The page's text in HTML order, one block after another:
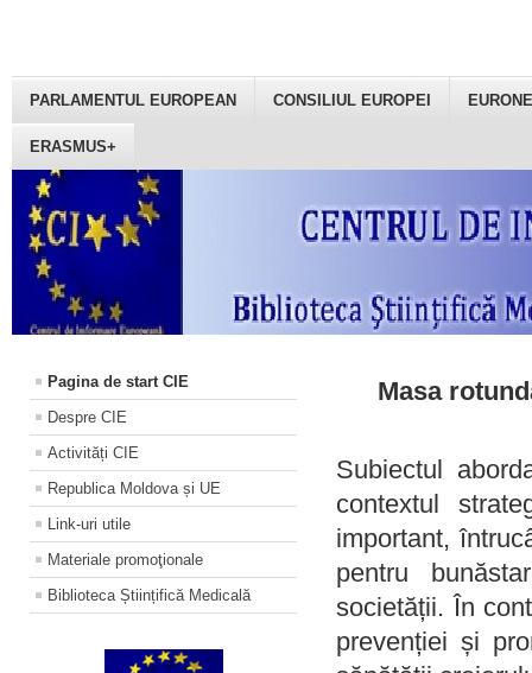
PARLAMENTUL EUROPEAN CONSILIUL EUROPEI
ERASMUS+
Pagina de start CIE
Despre CIE
Activități CIE
Republica Moldova și UE
Link-uri utile
Materiale promoţionale
Biblioteca Științifică Medicală
Masa
Subiectul
contextul
important,
pentru
societății. În
prevenției și